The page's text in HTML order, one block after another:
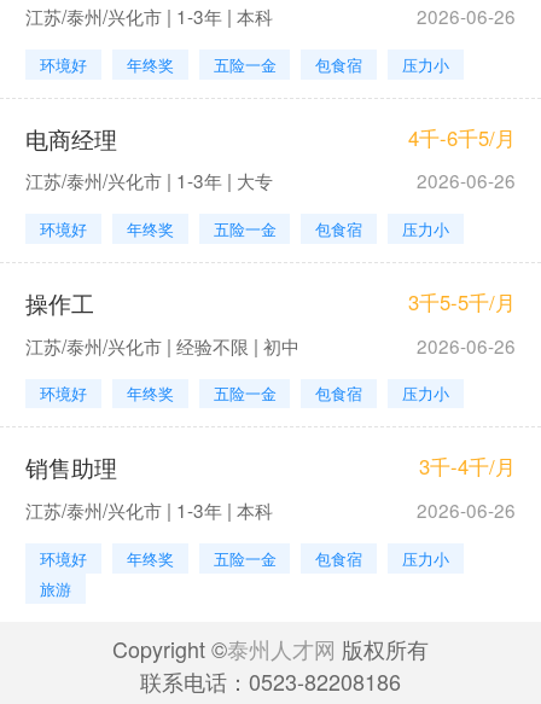
江苏/泰州/兴化市 | 1-3年 | 本科 2026-06-26
环境好 年终奖 五险一金 包食宿 压力小
电商经理 4千-6千5/月
江苏/泰州/兴化市 | 1-3年 | 大专 2026-06-26
环境好 年终奖 五险一金 包食宿 压力小
操作工 3千5-5千/月
江苏/泰州/兴化市 | 经验不限 | 初中 2026-06-26
环境好 年终奖 五险一金 包食宿 压力小
销售助理 3千-4千/月
江苏/泰州/兴化市 | 1-3年 | 本科 2026-06-26
环境好 年终奖 五险一金 包食宿
压力小
旅游
Copyright ©泰州人才网 版权所有
联系电话：0523-82208186